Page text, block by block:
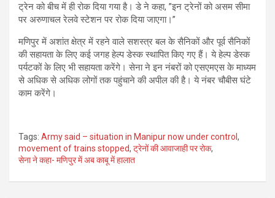
ट्रेन को बीच में ही रोक दिया गया है। डे ने कहा, ”इन ट्रेनों को असम सीमा
पर अरुणाचल रेलवे स्टेशन पर रोक दिया जाएगा।”
मणिपुर में अशांत क्षेत्र में रहने वाले सशस्त्र बल के सैनिकों और पूर्व सैनिकों
की सहायता के लिए कई जगह हेल्प डेस्क स्थापित किए गए हैं। ये हेल्प डेस्क
पर्यटकों के लिए भी सहायता करेंगे। सेना ने इन नंबरों को एसएमएस के माध्यम
से अधिक से अधिक लोगों तक पहुंचाने की अपील की है। ये नंबर चौबीस घंटे
काम करेंगे।
Tags: Army said – situation in Manipur now under control ,
movement of trains stopped, ट्रेनों की आवाजाही पर रोक,
सेना ने कहा- मणिपुर में अब काबू में हालात